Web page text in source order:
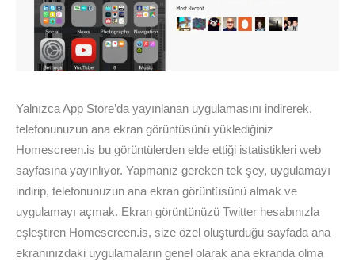
Yalnızca App Store’da yayınlanan uygulamasını indirerek,
telefonunuzun ana ekran görüntüsünü yüklediğiniz
Homescreen.is bu görüntülerden elde ettiği istatistikleri web
sayfasına yayınlıyor. Yapmanız gereken tek şey, uygulamayı
indirip, telefonunuzun ana ekran görüntüsünü almak ve
uygulamayı açmak. Ekran görüntünüzü Twitter hesabınızla
eşleştiren Homescreen.is, size özel oluşturduğu sayfada ana
ekranınızdaki uygulamaların genel olarak ana ekranda olma